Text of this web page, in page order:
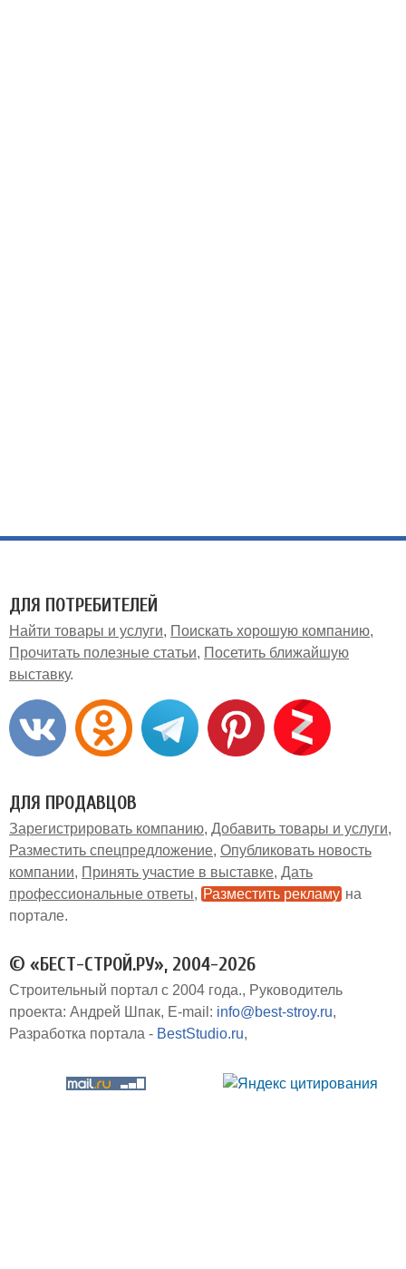
ДЛЯ ПОТРЕБИТЕЛЕЙ
Найти товары и услуги
Поискать хорошую компанию
Прочитать полезные статьи
Посетить ближайшую
выставку
ДЛЯ ПРОДАВЦОВ
Зарегистрировать компанию Добавить товары и услуги
Разместить спецпредложение Опубликовать новость
компании
Принять участие в выставке Дать
профессиональные ответы
Разместить рекламу на
портале
© «БЕСТ-СТРОЙ.РУ», 2004-2026
Строительный портал с 2004 года.
Руководитель
проекта: Андрей Шпак E-mail: info@best-stroy.ru
Разработка портала - BestStudio.ru